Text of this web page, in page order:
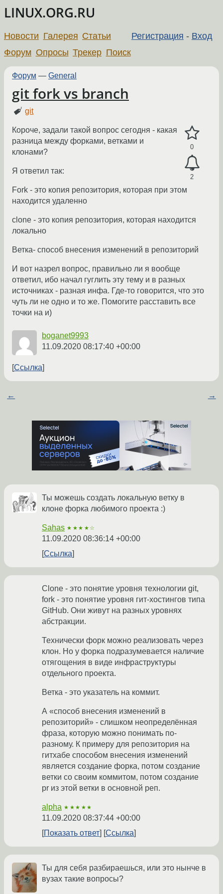
LINUX.ORG.RU
Регистрация - Вход
Новости Галерея Статьи
Форум Опросы Трекер Поиск
Форум — General
git fork vs branch
git
0
2
Короче, задали такой вопрос сегодня - какая
разница между форками, ветками и
клонами?
Я ответил так:
Fork - это копия репозитория, которая при этом
находится удаленно
clone - это копия репозитория, которая находится
локально
Ветка- способ внесения изменений в репозиторий
И вот назрел вопрос, правильно ли я вообще
ответил, ибо начал гуглить эту тему и в разных
источниках - разная инфа. Где-то говорится, что это
чуть ли не одно и то же. Помогите расставить все
точки на и)
boganet9993
11.09.2020 08:17:40 +00:00
Ссылка
← →
Ты можешь создать локальную ветку в
клоне форка любимого проекта :)
Sahas ★★★★☆
11.09.2020 08:36:14 +00:00
Ссылка
Clone - это понятие уровня технологии git,
fork - это понятие уровня гит-хостингов типа
GitHub. Они живут на разных уровнях
абстракции.
Технически форк можно реализовать через
клон. Но у форка подразумевается наличие
отягощения в виде инфраструктуры
отдельного проекта.
Ветка - это указатель на коммит.
А «способ внесения изменений в
репозиторий» - слишком неопределённая
фраза, которую можно понимать по-
разному. К примеру для репозитория на
гитхабе способом внесения изменений
является создание форка, потом создание
ветки со своим коммитом, потом создание
pr из этой ветки в основной реп.
alpha ★★★★★
11.09.2020 08:37:44 +00:00
Показать ответ
Ссылка
Ты для себя разбираешься, или это нынче в
вузах такие вопросы?